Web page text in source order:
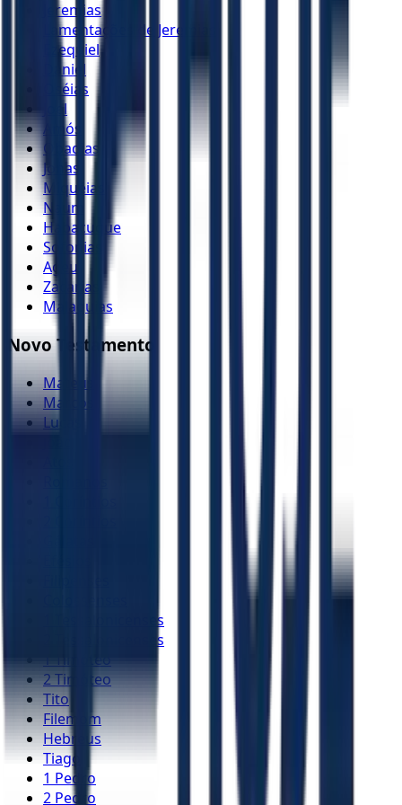
Jeremias
Lamentações de Jeremias
Ezequiel
Daniel
Oséias
Joel
Amós
Obadias
Jonas
Miquéias
Naum
Habacuque
Sofonias
Ageu
Zacarias
Malaquias
Novo Testamento
Mateus
Marcos
Lucas
1 Tessalonicenses
2 Tessalonicenses
1 Timóteo
2 Timóteo
Tito
Filemom
Hebreus
Tiago
1 Pedro
2 Pedro